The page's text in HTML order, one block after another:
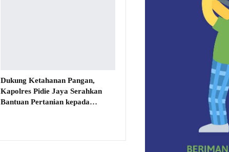
Dukung Ketahanan Pangan,
Kapolres Pidie Jaya Serahkan
Bantuan Pertanian kepada…